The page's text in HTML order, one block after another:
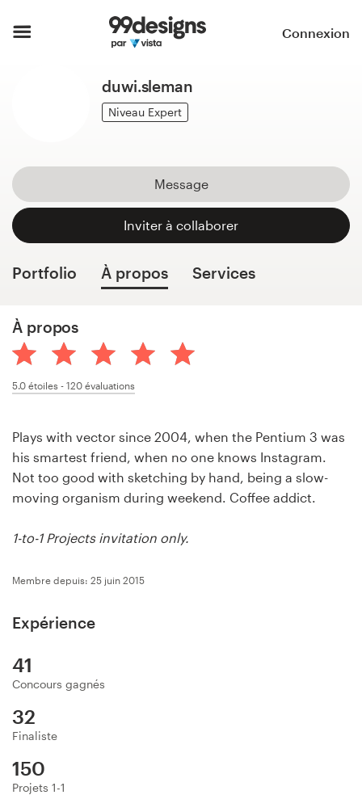
Connexion
duwi.sleman
Niveau Expert
Message
Inviter à collaborer
Portfolio À propos Services
À propos
5.0 étoiles - 120 évaluations
Plays with vector since 2004, when the Pentium 3 was
his smartest friend, when no one knows Instagram.
Not too good with sketching by hand, being a slow-
moving organism during weekend. Coffee addict.
1-to-1 Projects invitation only.
Membre depuis: 25 juin 2015
Expérience
41
Concours gagnés
32
Finaliste
150
Projets 1-1
Comment ça marche ?
de
design
Concours de design
Trouver un designer
Inspiration
99designs Studio
99designs Pro
Obtenez
un
Création de logo
Carte de visite